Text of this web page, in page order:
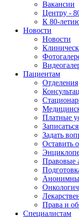
Вакансии
Центру -
К 80-
Новости
Новости
Пациентам
Отделения
Платные
Задать
Оставить
Правовые
Права и
Специалистам